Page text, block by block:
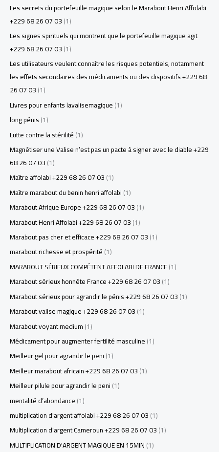
Les secrets du portefeuille magique selon le Marabout Henri Affolabi
+229 68 26 07 03(1)
Les signes spirituels qui montrent que le portefeuille magique agit
+229 68 26 07 03(1)
Les utilisateurs veulent connaître les risques potentiels, notamment
les effets secondaires des médicaments ou des dispositifs +229 68
26 07 03(1)
Livres pour enfants lavalisemagique(1)
long pénis(1)
Lutte contre la stérilité(1)
Magnétiser une Valise n’est pas un pacte à signer avec le diable +229
68 26 07 03(1)
Maître affolabi +229 68 26 07 03(1)
Maître marabout du benin henri affolabi(1)
Marabout Afrique Europe +229 68 26 07 03(1)
Marabout Henri Affolabi +229 68 26 07 03(1)
Marabout pas cher et efficace +229 68 26 07 03(1)
marabout richesse et prospérité(1)
MARABOUT SÉRIEUX COMPÉTENT AFFOLABI DE FRANCE(1)
Marabout sérieux honnête France +229 68 26 07 03(1)
Marabout sérieux pour agrandir le pénis +229 68 26 07 03(1)
Marabout valise magique +229 68 26 07 03(1)
Marabout voyant medium(1)
Médicament pour augmenter fertilité masculine(1)
Meilleur gel pour agrandir le peni(1)
Meilleur marabout africain +229 68 26 07 03(1)
Meilleur pilule pour agrandir le peni(1)
mentalité d’abondance(1)
multiplication d'argent affolabi +229 68 26 07 03(1)
Multiplication d'argent Cameroun +229 68 26 07 03(1)
MULTIPLICATION D'ARGENT MAGIQUE EN 15MIN(1)